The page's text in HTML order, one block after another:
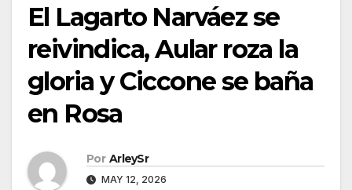
El Lagarto Narváez se
reivindica, Aular roza la
gloria y Ciccone se baña
en Rosa
Por ArleySr
MAY 12, 2026